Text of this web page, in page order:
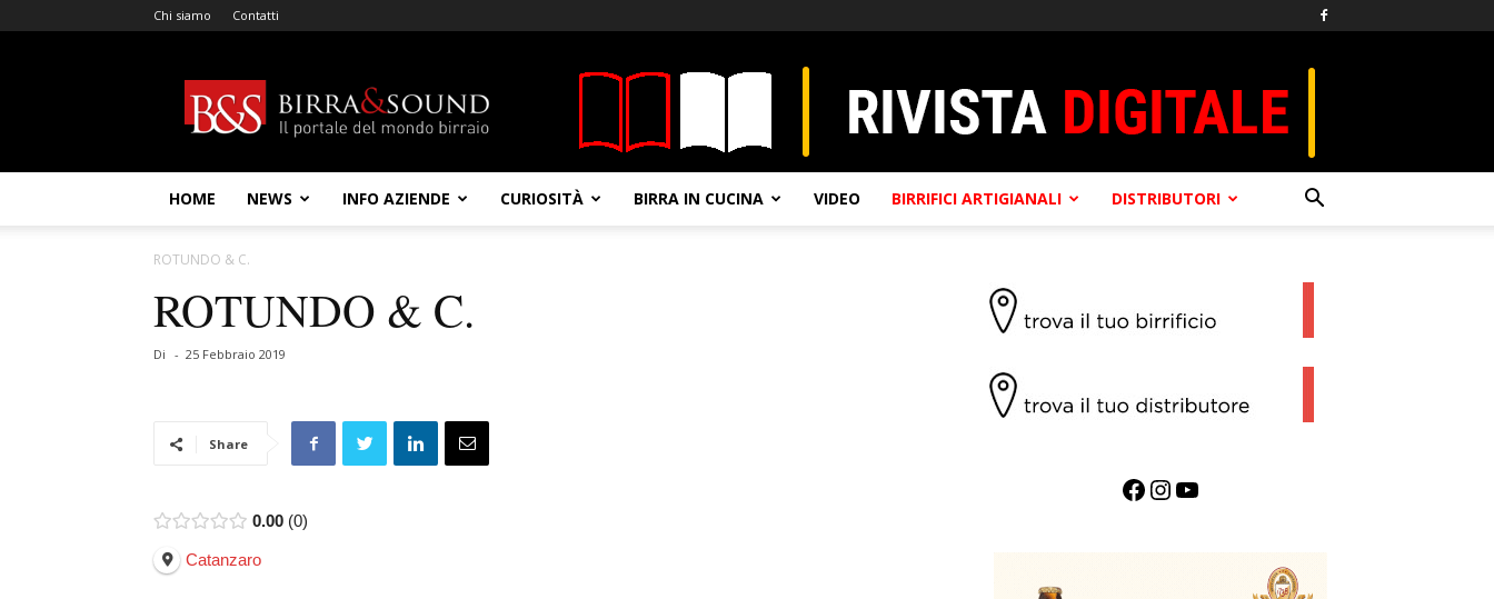
Chi siamo Contatti
&
Sound
HOME NEWS INFO AZIENDE CURIOSITÀ BIRRA IN CUCINA VIDEO BIRRIFICI ARTIGIANALI DISTRIBUTORI
ROTUNDO & C.
ROTUNDO & C.
Di - 25 Febbraio 2019
Share
0.00 0
Catanzaro
Facebook InstagramYouTube